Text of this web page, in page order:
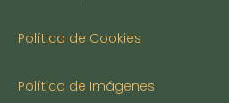
Política de Cookies
Política de Imágenes